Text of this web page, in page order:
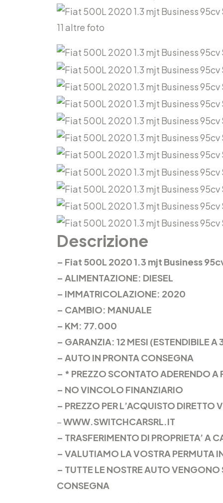
11 altre foto
Descrizione
– Fiat 500L 2020 1.3 mjt Business 95cv
– ALIMENTAZIONE: DIESEL
– IMMATRICOLAZIONE: 2020
– CAMBIO: MANUALE
– KM: 77.000
– GARANZIA: 12 MESI (ESTENDIBILE A
– AUTO IN PRONTA CONSEGNA
– * PREZZO SCONTATO ADERENDO
– NO VINCOLO FINANZIARIO
– PREZZO PER L’ACQUISTO DIRETTO
–WWW.SWITCHCARSRL.IT
– TRASFERIMENTO DI PROPRIETA’ A
– VALUTIAMO LA VOSTRA PERMUTA
– TUTTE LE NOSTRE AUTO
CONSEGNA